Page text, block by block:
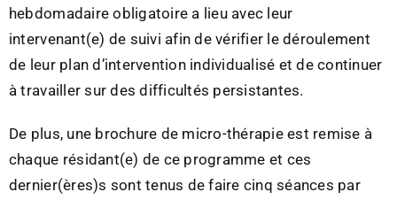
hebdomadaire obligatoire a lieu avec leur
intervenant(e) de suivi afin de vérifier le déroulement
de leur plan d’intervention individualisé et de continuer
à travailler sur des difficultés persistantes.
De plus, une brochure de micro-thérapie est remise à
chaque résidant(e) de ce programme et ces
dernier(ères)s sont tenus de faire cinq séances par